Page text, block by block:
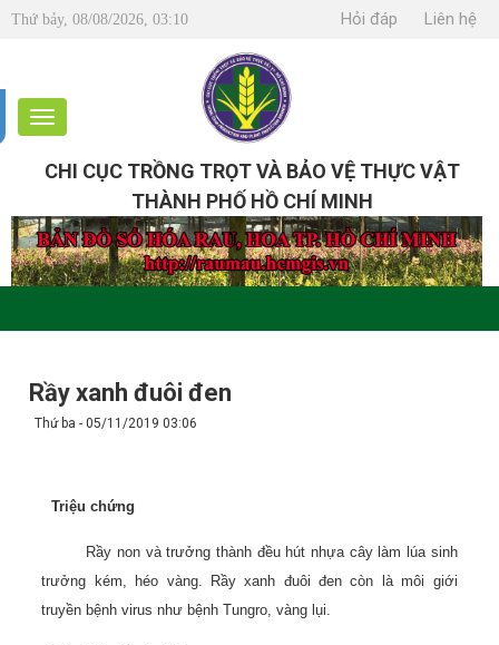
Thứ bảy, 08/08/2026, 03:10 Hỏi đáp Liên hệ
CHI CỤC TRỒNG TRỌT VÀ BẢO VỆ THỰC VẬT
THÀNH PHỐ HỒ CHÍ MINH
Rầy xanh đuôi đen
Thứ ba - 05/11/2019 03:06
Triệu chứng
Rầy non và trưởng thành đều hút nhựa cây làm lúa sinh
trưởng kém, héo vàng. Rầy xanh đuôi đen còn là môi giới
truyền bệnh virus như bệnh Tungro, vàng lụi.